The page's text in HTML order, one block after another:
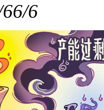
6/6